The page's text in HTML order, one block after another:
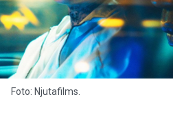
Foto: Njutafilms.